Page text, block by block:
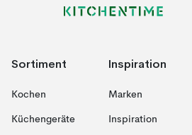
Sortiment
Kochen
Küchengeräte
Inspiration
Marken
Inspiration